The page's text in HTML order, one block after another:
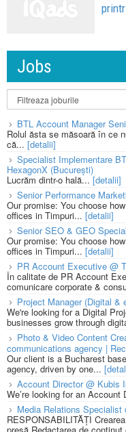
Jobs
BTL Account Manager
Rolul ăsta se măsoară în ce
că... [detalii]
Specialist Implementare
HexagonX (București)
Lucrăm dintr-o hală...[detalii]
Senior Performance
Our promise: You choose
offices in Timpuri... [detalii]
Senior SEO & GEO
Our promise: You choose
offices in Timpuri... [detalii]
PR Account Executive @
În calitate de PR Account
comunicare corporate &
Project Manager (Digital &
We're looking for a Digital
businesses grow through
Photo & Video Content
communications agency |
Our client is a Bucharest
agency, driven by one...
Account Director @ Kubis
We’re looking for an Account
Media Relations
RESPONSABILITĂȚI